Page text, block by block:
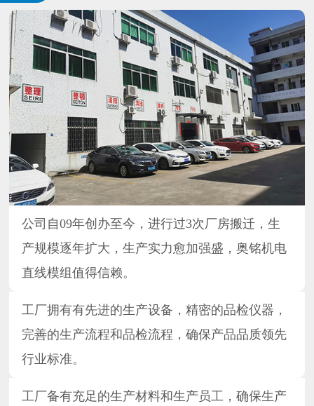
公司自09年创办至今，进行过3次厂房搬迁，生
产规模逐年扩大，生产实力愈加强盛，奥铭机电
直线模组值得信赖。
工厂拥有有先进的生产设备，精密的品检仪器，
完善的生产流程和品检流程，确保产品品质领先
行业标准。
工厂备有充足的生产材料和生产员工，确保生产